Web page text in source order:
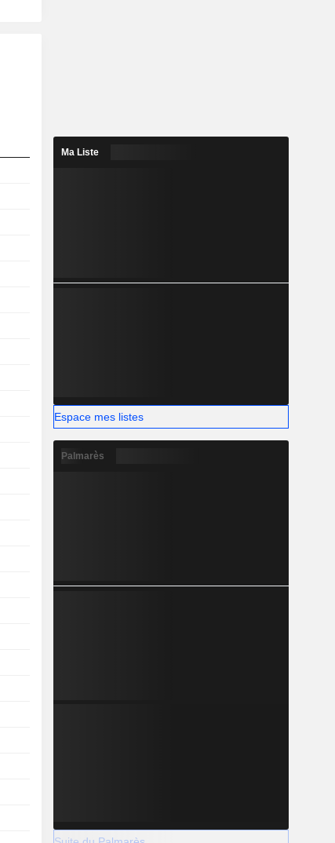
Ma Liste
Espace mes listes
Palmarès